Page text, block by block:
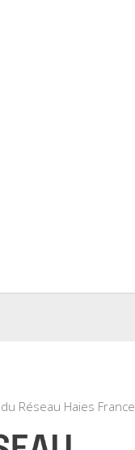
Réseau Haies France